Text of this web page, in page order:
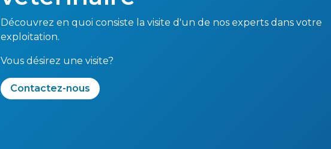
Découvrez en quoi consiste la visite d'un de nos experts dans votre
exploitation.
Vous désirez une visite?
Conta​​​​ctez-n​​ous